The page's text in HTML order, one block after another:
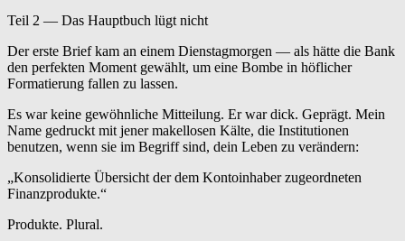
Teil 2 — Das Hauptbuch lügt nicht
Der erste Brief kam an einem Dienstagmorgen — als hätte die Bank
den perfekten Moment gewählt, um eine Bombe in höflicher
Formatierung fallen zu lassen.
Es war keine gewöhnliche Mitteilung. Er war dick. Geprägt. Mein
Name gedruckt mit jener makellosen Kälte, die Institutionen
benutzen, wenn sie im Begriff sind, dein Leben zu verändern:
„Konsolidierte Übersicht der dem Kontoinhaber zugeordneten
Finanzprodukte.“
Produkte. Plural.